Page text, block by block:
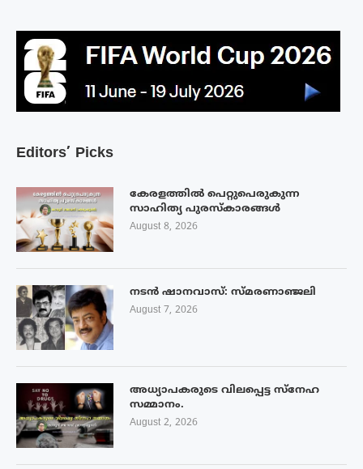
Editors’ Picks
കേരളത്തിൽ പെറ്റുപെരുകുന്ന
സാഹിത്യ പുരസ്‌കാരങ്ങൾ
August 8, 2026
നടൻ ഷാനവാസ്: സ്മരണാഞ്ജലി
August 7, 2026
അധ്യാപകരുടെ വിലപ്പെട്ട സ്നേഹ
സമ്മാനം.
August 2, 2026